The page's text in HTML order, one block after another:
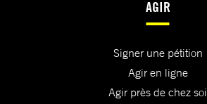
AGIR
Signer une pétition
Agir en ligne
Agir près de chez soi